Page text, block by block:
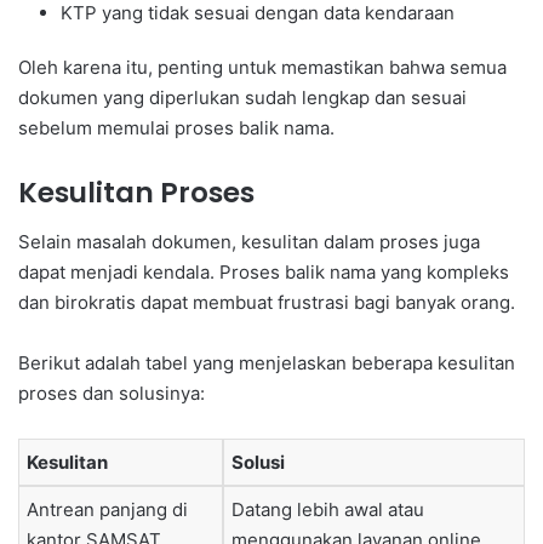
KTP yang tidak sesuai dengan data kendaraan
Oleh karena itu, penting untuk memastikan bahwa semua
dokumen yang diperlukan sudah lengkap dan sesuai
sebelum memulai proses balik nama.
Kesulitan Proses
Selain masalah dokumen, kesulitan dalam proses juga
dapat menjadi kendala. Proses balik nama yang kompleks
dan birokratis dapat membuat frustrasi bagi banyak orang.
Berikut adalah tabel yang menjelaskan beberapa kesulitan
proses dan solusinya:
Kesulitan Solusi
Antrean panjang di
Datang lebih awal atau